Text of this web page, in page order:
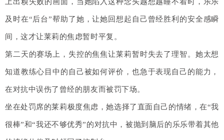
及时在“后台”帮助了她，让她回想起自己曾经胜利的安全感瞬
间，这才让莱莉的焦虑暂时平复。
第二天的赛场上，失控的焦焦让莱莉暂时失去了理智。她太想
知道教练心目中的自己被如何评价，也急于表现自己的能力，
在对抗中误伤了曾经的朋友而被罚下场。
坐在处罚席的莱莉极度焦虑，她选择了直面自己的情绪，在“我
很棒”和“我还不够优秀”的对抗中，被抛到脑后的乐乐带着其他